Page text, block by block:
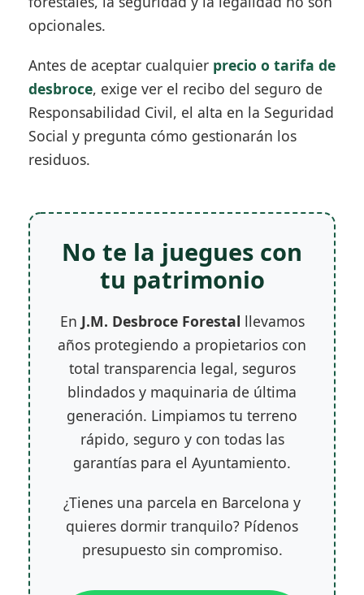
opcionales.
Antes de aceptar cualquier precio o tarifa de
desbroce, exige ver el recibo del seguro de
Responsabilidad Civil, el alta en la Seguridad
Social y pregunta cómo gestionarán los
residuos.
No te la juegues con
tu patrimonio
En J.M. Desbroce Forestal llevamos
años protegiendo a propietarios con
total transparencia legal, seguros
blindados y maquinaria de última
generación. Limpiamos tu terreno
rápido, seguro y con todas las
garantías para el Ayuntamiento.
¿Tienes una parcela en Barcelona y
quieres dormir tranquilo? Pídenos
presupuesto sin compromiso.